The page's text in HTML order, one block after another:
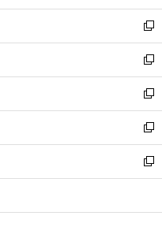
開
く
ウ
で
開
く
ン
ド
ウ
で
開
く
ウ
ィ
ン
ド
ウ
で
開
く
新
し
い
ウ
ィ
ン
ド
ウ
で
開
新
し
い
ウ
ィ
ン
ド
ウ
開
新
し
い
ウ
ィ
ン
ウ
新
し
い
ウ
ン
新
し
ウ